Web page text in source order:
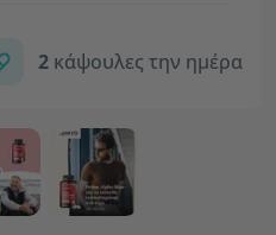
2 κάψουλες την ημέρα